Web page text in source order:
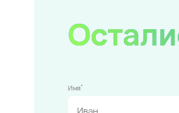
Имя*